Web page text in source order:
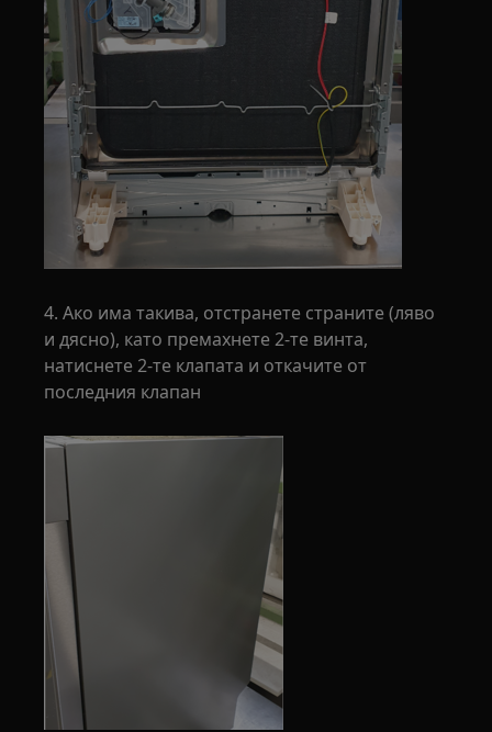
4. Ако има такива, отстранете страните (ляво
и дясно), като премахнете 2-те винта,
натиснете 2-те клапата и откачите от
последния клапан